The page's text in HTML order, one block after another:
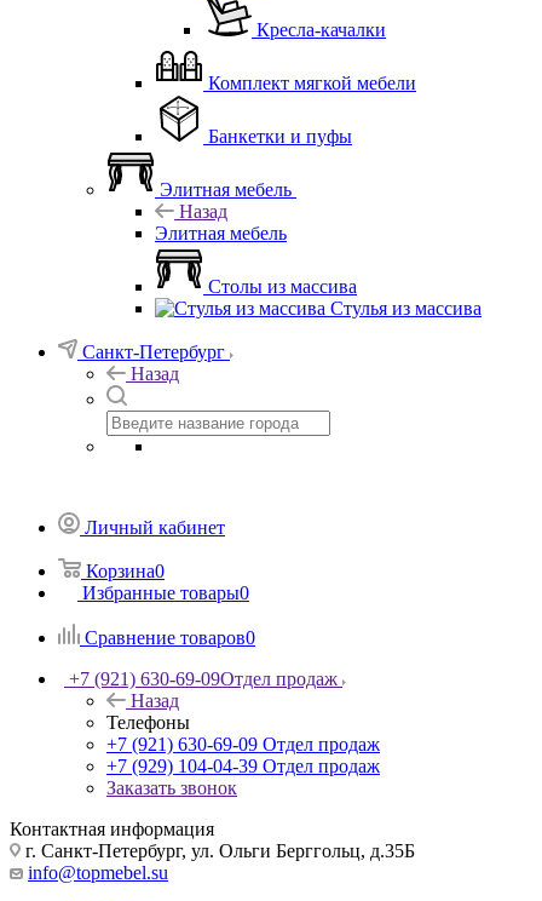
Кресла-качалки
Комплект мягкой мебели
Банкетки и пуфы
Элитная мебель
Назад
Элитная мебель
Столы из массива
Стулья из массива
Санкт-Петербург
Назад
Личный кабинет
Корзина0
Избранные товары0
Сравнение товаров0
+7 (921) 630-69-09Отдел продаж
Назад
Телефоны
+7 (921) 630-69-09 Отдел продаж
+7 (929) 104-04-39 Отдел продаж
Заказать звонок
Контактная информация
г. Санкт-Петербург, ул. Ольги Берггольц, д.35Б
info@topmebel.su